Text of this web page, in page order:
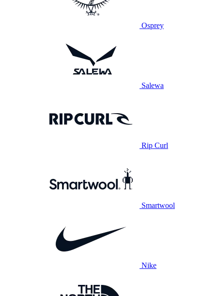
Osprey
Salewa
Rip Curl
Smartwool
Nike